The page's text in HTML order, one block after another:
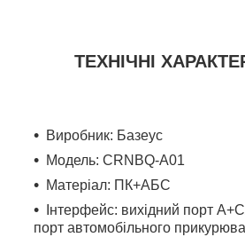
ТЕХНІЧНІ
Виробник: Базеус
Модель: CRNBQ-A01
Матеріал: ПК+АБС
Інтерфейс: вихідний порт
порт автомобільного